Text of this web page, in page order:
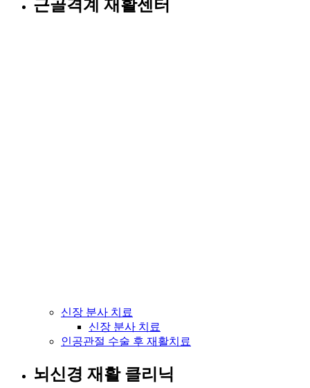
근골격계 재활센터
신장 분사 치료
신장 분사 치료
인공관절 수술 후 재활치료
뇌신경 재활 클리닉